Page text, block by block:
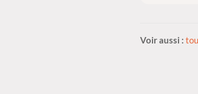
Voir aussi :